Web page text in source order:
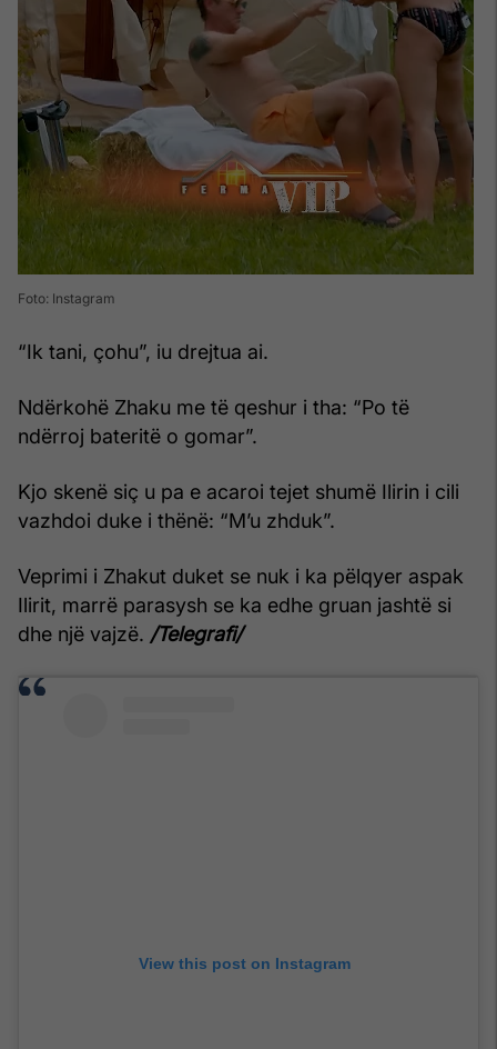
Foto: Instagram
“Ik tani, çohu”, iu drejtua ai.
Ndërkohë Zhaku me të qeshur i tha: “Po të
ndërroj bateritë o gomar”.
Kjo skenë siç u pa e acaroi tejet shumë Ilirin i cili
vazhdoi duke i thënë: “M’u zhduk”.
Veprimi i Zhakut duket se nuk i ka pëlqyer aspak
Ilirit, marrë parasysh se ka edhe gruan jashtë si
dhe një vajzë. /Telegrafi/
View this post on Instagram